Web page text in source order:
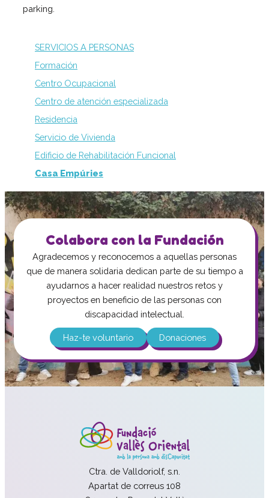
SERVICIOS A PERSONAS
Formación
Centro Ocupacional
Centro de atención especializada
Residencia
Servicio de Vivienda
Edificio de Rehabilitación Funcional
Casa Empúries
parking.
Colabora con la Fundación
Agradecemos y reconocemos a aquellas personas
que de manera solidaria dedican parte de su tiempo a
ayudarnos a hacer realidad nuestros retos y
proyectos en beneficio de las personas con
discapacidad intelectual.
Haz-te voluntario Donaciones
Ctra. de Valldoriolf, s.n.
Apartat de correus 108